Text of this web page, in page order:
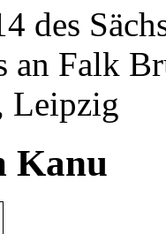
Kanu